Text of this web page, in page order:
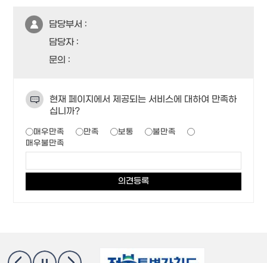
담당부서 :
담당자 :
문의 :
현재 페이지에서 제공되는 서비스에 대하여 만족하
십니까?
매우만족 만족 보통
불만족
매우불만족